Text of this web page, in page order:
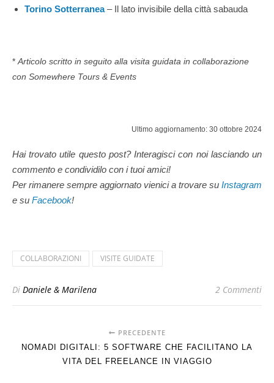
Torino Sotterranea– Il lato invisibile della città sabauda
*Articolo scritto in seguito alla visita guidata in collaborazione
con Somewhere Tours & Events
Ultimo aggiornamento: 30 ottobre 2024
Hai trovato utile questo post? Interagisci con noi lasciando un
commento e condividilo con i tuoi amici!
Per rimanere sempre aggiornato vienici a trovare su Instagram
e su Facebook!
COLLABORAZIONI VISITE GUIDATE
Di Daniele & Marilena 2 Commenti
PRECEDENTE
NOMADI DIGITALI: 5 SOFTWARE CHE FACILITANO LA
VITA DEL FREELANCE IN VIAGGIO